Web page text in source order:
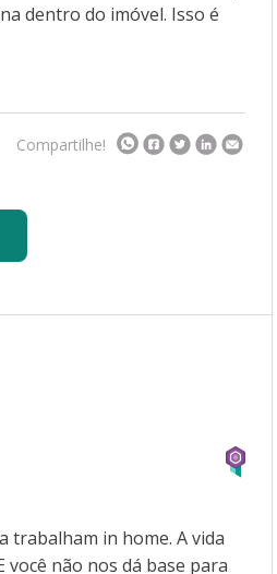
dentro do imóvel. Isso é
Compartilhe!
trabalham in home. A vida
não nos dá base para